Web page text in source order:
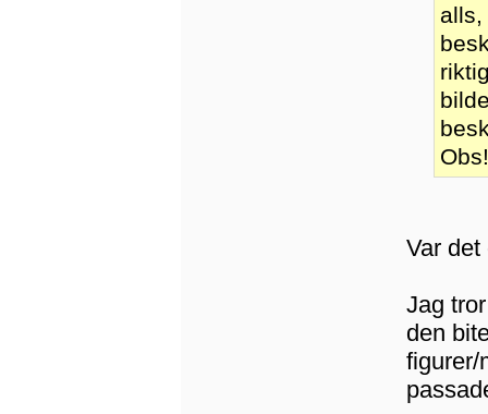
Var
Jag
den
figurer/